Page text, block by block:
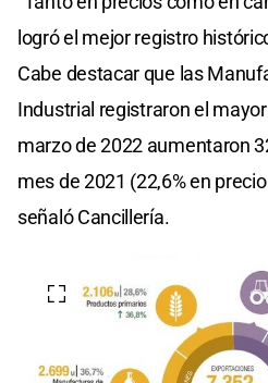
logró el mejor registro
Cabe destacar que las
Industrial registraron el
marzo de 2022 aumentaron
mes de 2021 (22,6% en
señaló Cancillería.